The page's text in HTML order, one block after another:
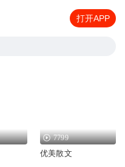
打开APP
7799
优美散文